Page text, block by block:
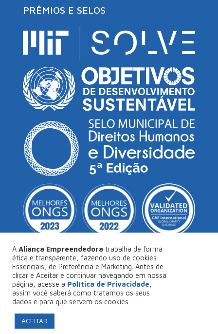
PRÊMIOS E SELOS
FAÇA SEU PROJETO CONOSCO
© Copyright 2026Aliança Empreendedora
Desenvolvido porCollabs
Política de Privacidade
A Aliança Empreendedora trabalha de forma
ética e transparente, fazendo uso de cookies
Essenciais, de Preferência e Marketing. Antes de
clicar e Aceitar e continuar navegando em nossa
página, acesse a Política de Privacidade
assim você saberá como tratamos os seus
dados e para que servem os cookies.
ACEITAR